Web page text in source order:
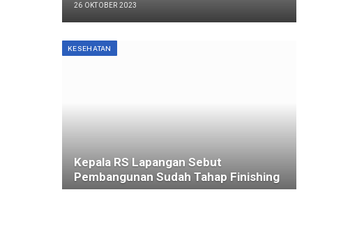
26 OKTOBER 2023
KESEHATAN
Kepala RS Lapangan Sebut
Pembangunan Sudah Tahap Finishing